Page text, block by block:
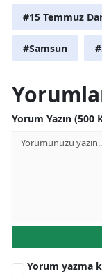
#15 Temmuz
#Samsun
Yorum Yazın (500
Yorum yazma